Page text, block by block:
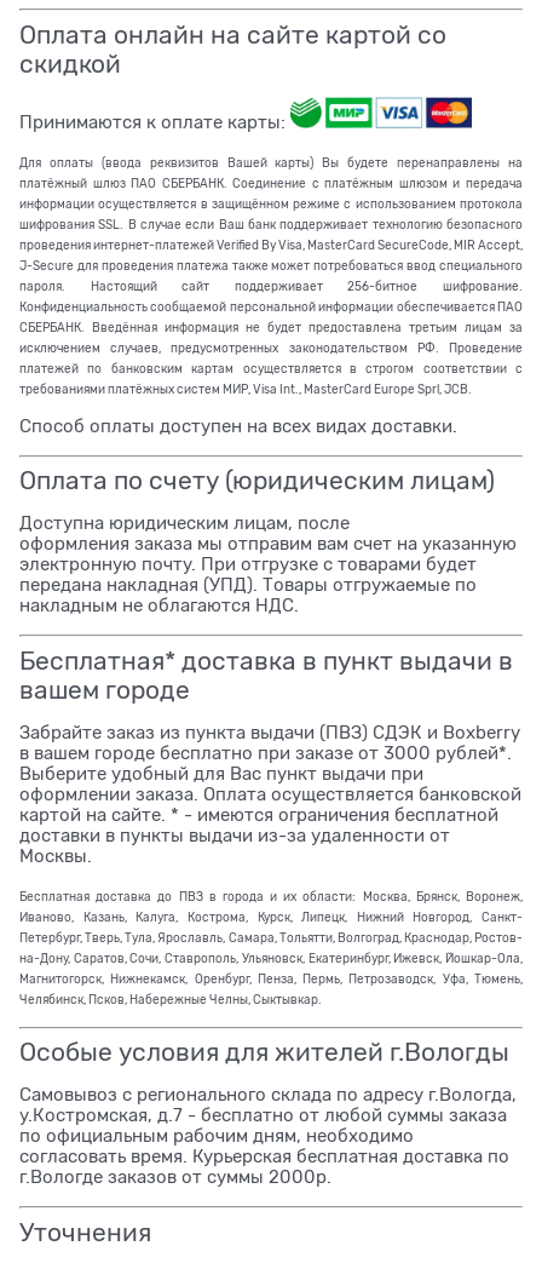
Оплата онлайн на сайте картой со
скидкой
Принимаются к оплате карты:
Для оплаты (ввода реквизитов Вашей карты) Вы будете перенаправлены на
платёжный шлюз ПАО СБЕРБАНК. Соединение с платёжным шлюзом и передача
информации осуществляется в защищённом режиме с использованием протокола
шифрования SSL. В случае если Ваш банк поддерживает технологию безопасного
проведения интернет-платежей Verified By Visa, MasterCard SecureCode, MIR Accept,
J-Secure для проведения платежа также может потребоваться ввод специального
пароля. Настоящий сайт поддерживает 256-битное шифрование.
Конфиденциальность сообщаемой персональной информации обеспечивается ПАО
СБЕРБАНК. Введённая информация не будет предоставлена третьим лицам за
исключением случаев, предусмотренных законодательством РФ. Проведение
платежей по банковским картам осуществляется в строгом соответствии с
требованиями платёжных систем МИР, Visa Int., MasterCard Europe Sprl, JCB.
Способ оплаты доступен на всех видах доставки.
Оплата по счету (юридическим лицам)
Доступна юридическим лицам, после
оформления заказа мы отправим вам счет на указанную
электронную почту. При отгрузке с товарами будет
передана накладная (УПД). Товары отгружаемые по
накладным не облагаются НДС.
Бесплатная* доставка в пункт выдачи в
вашем городе
Забрайте заказ из пункта выдачи (ПВЗ) СДЭК и Boxberry
в вашем городе бесплатно при заказе от 3000 рублей*.
Выберите удобный для Вас пункт выдачи при
оформлении заказа. Оплата осуществляется банковской
картой на сайте. * - имеются ограничения бесплатной
доставки в пункты выдачи из-за удаленности от
Москвы.
Бесплатная доставка до ПВЗ в города и их области: Москва, Брянск, Воронеж,
Иваново, Казань, Калуга, Кострома, Курск, Липецк, Нижний Новгород, Санкт-
Петербург, Тверь, Тула, Ярославль, Самара, Тольятти, Волгоград, Краснодар, Ростов-
на-Дону, Саратов, Сочи, Ставрополь, Ульяновск, Екатеринбург, Ижевск, Йошкар-Ола,
Магнитогорск, Нижнекамск, Оренбург, Пенза, Пермь, Петрозаводск, Уфа, Тюмень,
Челябинск, Псков, Набережные Челны, Сыктывкар.
Особые условия для жителей г.Вологды
Самовывоз с регионального склада по адресу г.Вологда,
у.Костромская, д.7 - бесплатно от любой суммы заказа
по официальным рабочим дням, необходимо
согласовать время. Курьерская бесплатная доставка по
г.Вологде заказов от суммы 2000р.
Уточнения